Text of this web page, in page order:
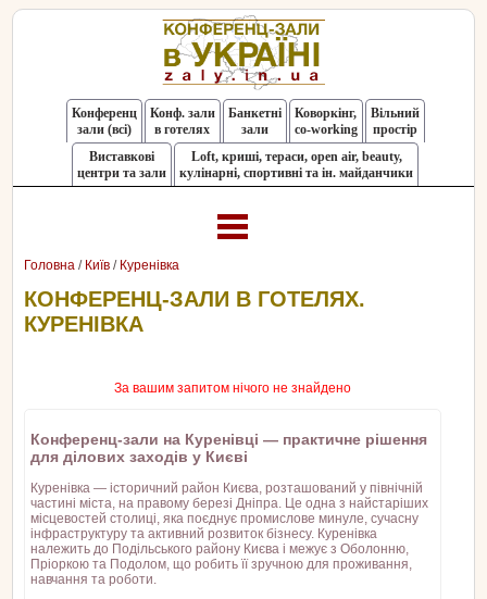
Конференц
зали (всі)
Конф. зали
в готелях
Банкетні
зали
Коворкінг,
co-working
Вільний
простір
Виставкові
центри та зали
Loft, криші, тераси, оpen air, beauty,
кулінарні, спортивні та ін. майданчики
Головна / Київ / Куренівка
КОНФЕРЕНЦ-ЗАЛИ В ГОТЕЛЯХ.
КУРЕНІВКА
За вашим запитом нічого не знайдено
Конференц-зали на Куренівці — практичне рішення
для ділових заходів у Києві
Куренівка — історичний район Києва, розташований у північній
частині міста, на правому березі Дніпра. Це одна з найстаріших
місцевостей столиці, яка поєднує промислове минуле, сучасну
інфраструктуру та активний розвиток бізнесу. Куренівка
належить до Подільського району Києва і межує з Оболонню,
Пріоркою та Подолом, що робить її зручною для проживання,
навчання та роботи.